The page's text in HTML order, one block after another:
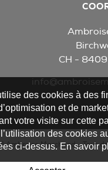
CH -
Ambroise Marchand - Tous
des cookies à des
et de
votre visite sur cette
des cookies
ci-dessus. En savoir